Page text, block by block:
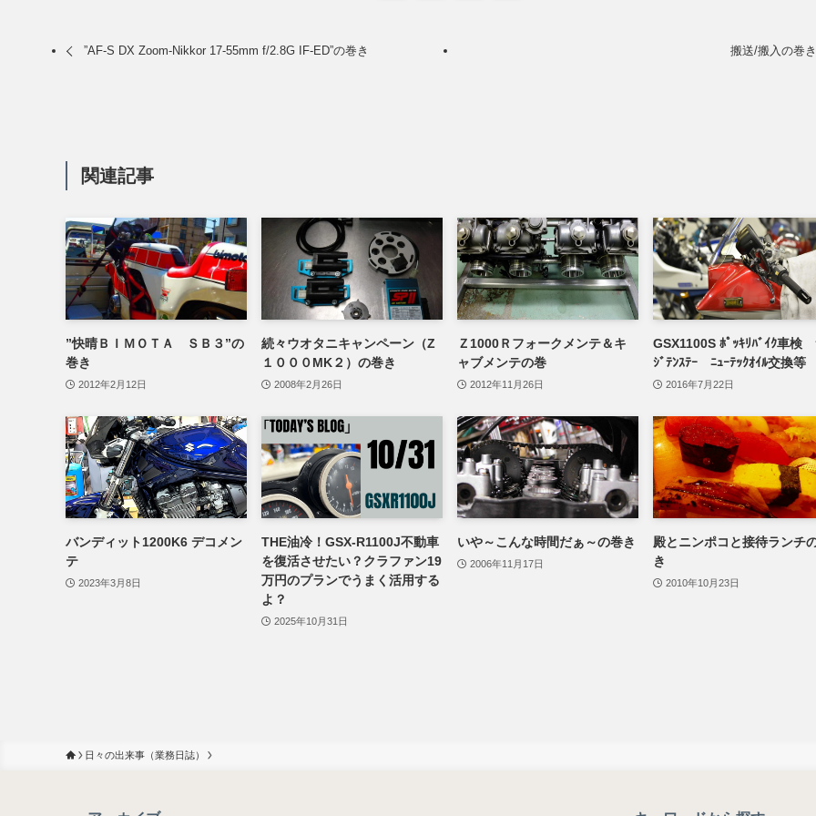
”AF-S DX Zoom-Nikkor 17-55mm f/2.8G IF-ED”の巻き 搬送/搬入の巻き
関連記事
”快晴ＢＩＭＯＴＡ ＳＢ３”の
巻き
2012年2月12日
続々ウオタニキャンペーン（Z
１０００MK２）の巻き
2008年2月26日
Ｚ1000Ｒフォークメンテ＆キ
ャブメンテの巻
2012年11月26日
GSX1100S ﾎﾟｯｷﾘﾊﾞｲｸ車検
ｼﾞﾃﾝｽﾃｰ ﾆｭｰﾃｯｸｵｲﾙ交換等
2016年7月22日
バンディット1200K6 デコメン
テ
2023年3月8日
THE油冷！GSX-R1100J不動車
を復活させたい？クラファン19
万円のプランでうまく活用する
よ？
2025年10月31日
いや～こんな時間だぁ～の巻き
2006年11月17日
殿とニンポコと接待ランチ
き
2010年10月23日
日々の出来事（業務日誌）